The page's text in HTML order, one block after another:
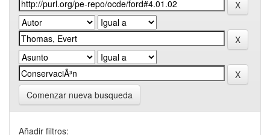
Comenzar nueva busqueda
Añadir filtros: